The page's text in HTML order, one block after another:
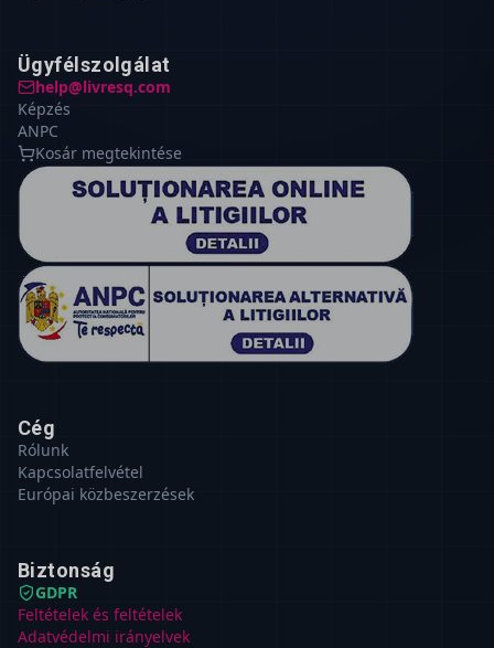
Ügyfélszolgálat
help@livresq.com
Képzés
ANPC
Kosár megtekintése
Cég
Rólunk
Kapcsolatfelvétel
Európai közbeszerzések
Biztonság
GDPR
Feltételek és feltételek
Adatvédelmi irányelvek